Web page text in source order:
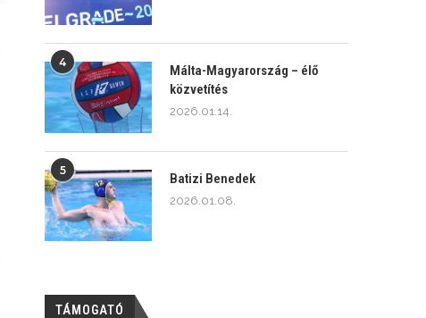
4
Málta-Magyarország – élő
közvetítés
2026.01.14.
5
Batizi Benedek
2026.01.08.
TÁMOGATÓ